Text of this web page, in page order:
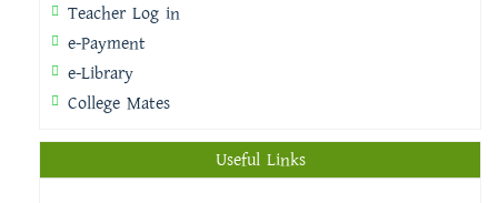
Teacher Log in
e-Payment
e-Library
College Mates
Useful Links